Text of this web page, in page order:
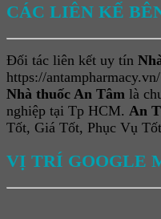
CÁC LIÊN KẾ
Đối tác liên kết uy tín
https://antampharmacy.vn/
Nhà thuốc An Tâm là
nghiệp tại Tp HCM. An
Tốt, Giá Tốt, Phục Vụ
VỊ TRÍ GOOGLE